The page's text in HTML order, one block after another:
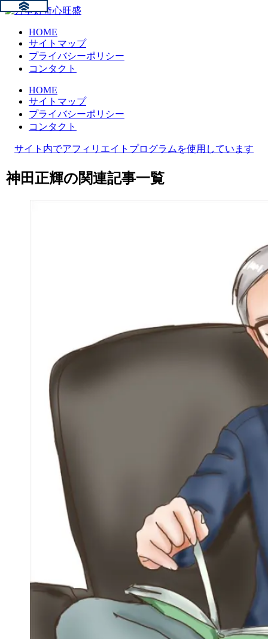
HOME
サイトマップ
プライバシーポリシー
コンタクト
HOME
サイトマップ
プライバシーポリシー
コンタクト
サイト内でアフィリエイトプログラムを使用しています
神田正輝の関連記事一覧